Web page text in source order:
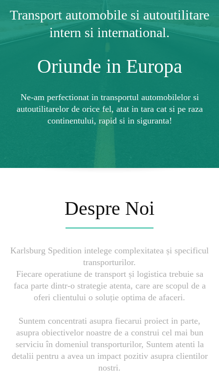
Transport automobile si autoutilitare
intern si international.
Oriunde in Europa
Ne-am perfectionat in transportul automobilelor si
autoutilitarelor de orice fel, atat in tara cat si pe raza
continentului, rapid si in siguranta!
Despre Noi
Karlsburg Spedition intelege complexitatea și specificul
transporturilor.
Fiecare operatiune de transport și logistica trebuie sa
faca parte dintr-o strategie atenta, care are scopul de a
oferi clientului o soluție optima de afaceri.
Suntem concentrati asupra fiecarui proiect in parte,
asupra obiectivelor noastre de a construi cel mai bun
serviciu în domeniul transporturilor, Suntem atenti la
detalii pentru a avea un impact pozitiv asupra clientilor
nostri.